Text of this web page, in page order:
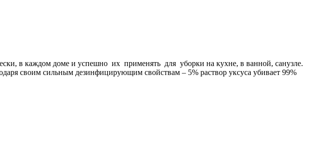
в каждом доме и успешно их применять для уборки на кухне, в ванной, санузле.
своим сильным дезинфицирующим свойствам – 5% раствор уксуса убивает 99%